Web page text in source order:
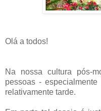
Olá a todos!
Na nossa cultura pós-
pessoas -
relativamente tarde.